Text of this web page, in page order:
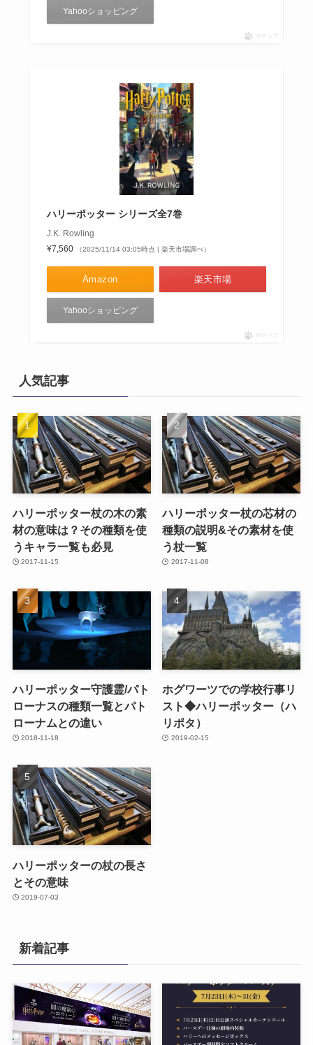
Yahooショッピング
ポチップ
ハリーポッター シリーズ全7巻
J.K. Rowling
¥7,560
（2025/11/14 03:05時点 | 楽天市場調べ）
Amazon 楽天市場
Yahooショッピング
ポチップ
人気記事
ハリーポッター杖の木の素
材の意味は？その種類を使
うキャラ一覧も必見
2017-11-15
ハリーポッター杖の芯材の
種類の説明&その素材を使
う杖一覧
2017-11-08
ハリーポッター守護霊/パト
ローナスの種類一覧とパト
ローナムとの違い
2018-11-18
ホグワーツでの学校行事リ
スト◆ハリーポッター（ハ
リポタ）
2019-02-15
ハリーポッターの杖の長さ
とその意味
2019-07-03
新着記事